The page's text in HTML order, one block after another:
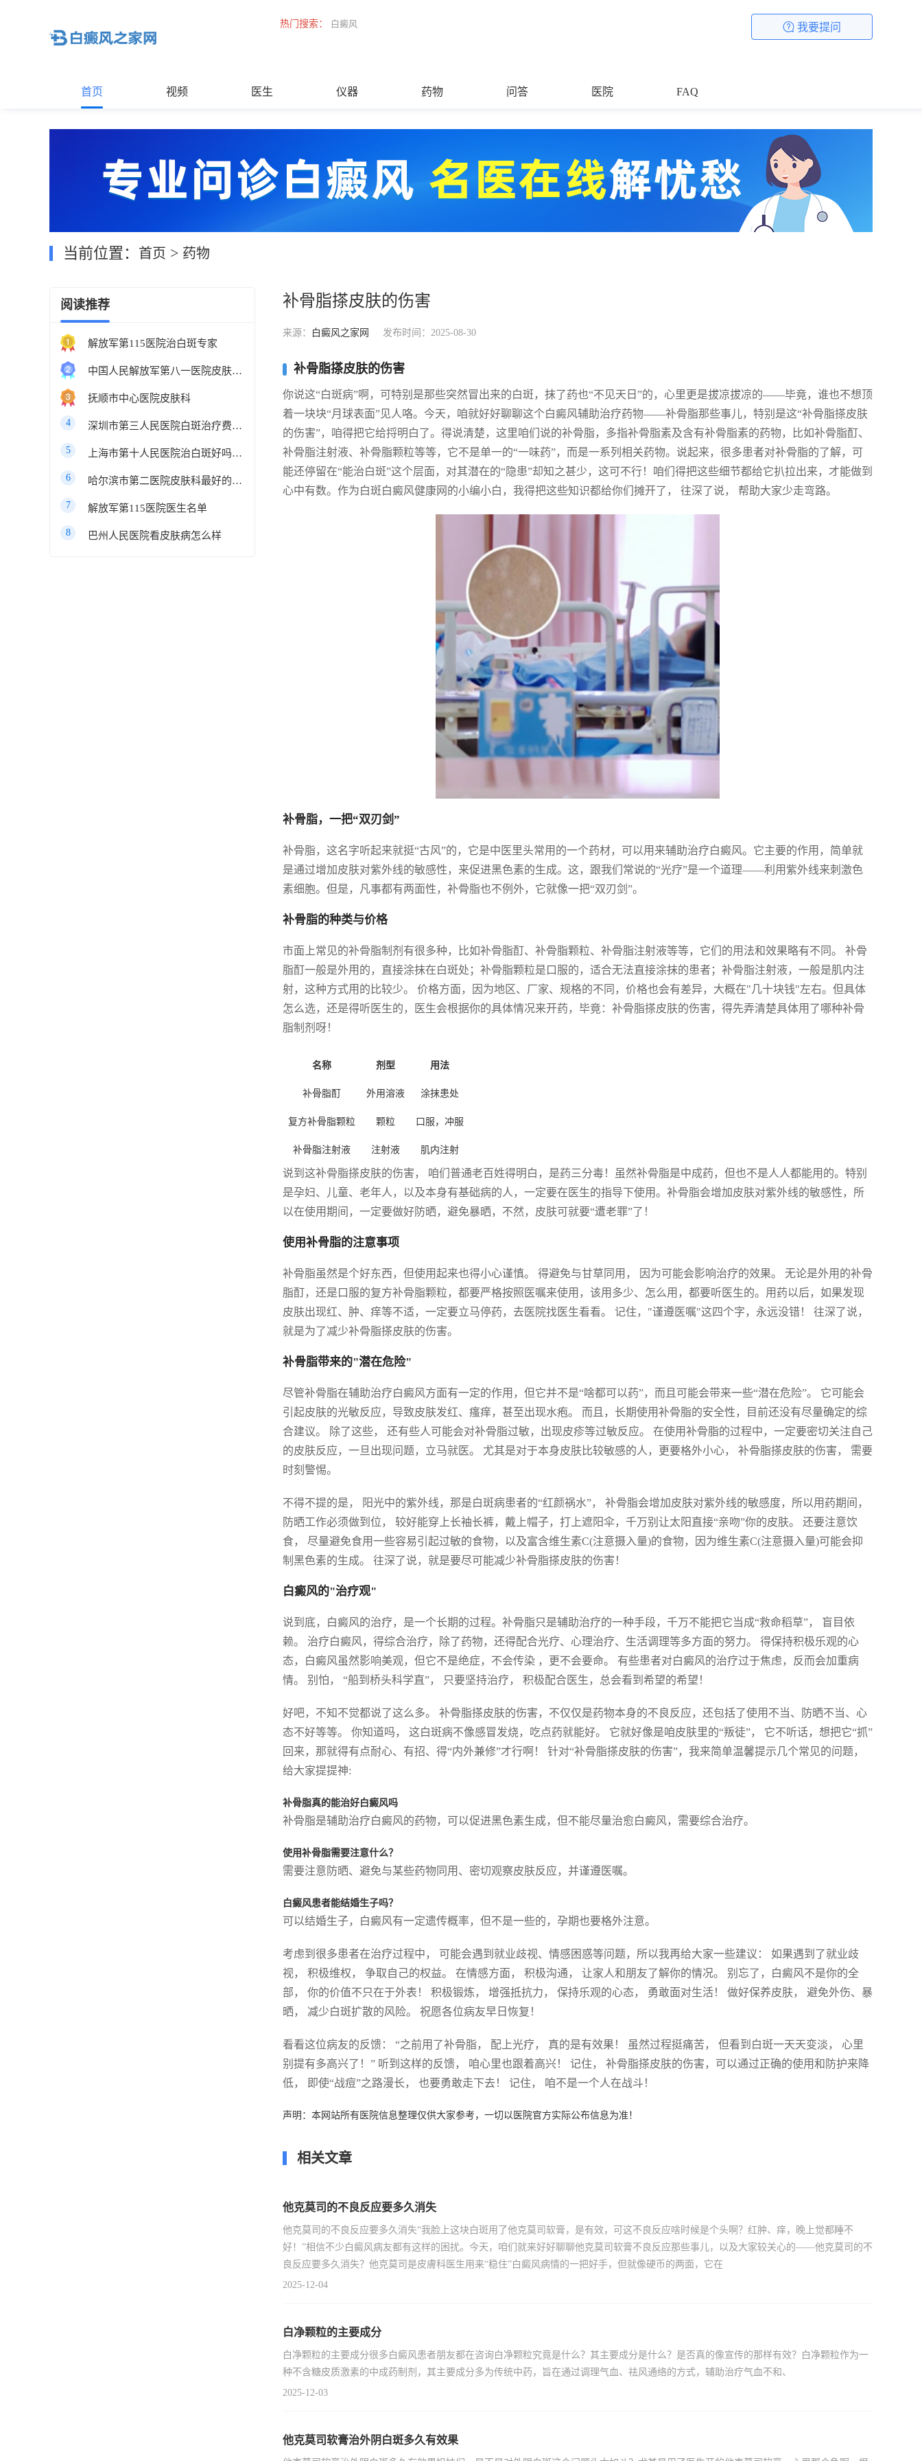
热门搜索： 白癜风 我要提问
首页 视频 医生 仪器 药物 问答 医院 FAQ
当前位置： 首页 > 药物
阅读推荐
解放军第115医院治白斑专家
中国人民解放军第八一医院皮肤科最好的医生
抚顺市中心医院皮肤科
4 深圳市第三人民医院白斑治疗费用多少
5 上海市第十人民医院治白斑好吗知乎
6 哈尔滨市第二医院皮肤科最好的医生
7 解放军第115医院医生名单
8 巴州人民医院看皮肤病怎么样
补骨脂搽皮肤的伤害
来源： 白癜风之家网 发布时间：2025-08-30
补骨脂搽皮肤的伤害
你说这“白斑病”啊，可特别是那些突然冒出来的白斑，抹了药也“不见天日”的，心里更是拔凉拔凉的——毕竟，谁也不想顶
着一块块“月球表面”见人咯。今天，咱就好好聊聊这个白癜风辅助治疗药物——补骨脂那些事儿，特别是这“补骨脂搽皮肤
的伤害”，咱得把它给捋明白了。得说清楚，这里咱们说的补骨脂，多指补骨脂素及含有补骨脂素的药物，比如补骨脂酊、
补骨脂注射液、补骨脂颗粒等等，它不是单一的“一味药”，而是一系列相关药物。说起来，很多患者对补骨脂的了解，可
能还停留在“能治白斑”这个层面，对其潜在的“隐患”却知之甚少，这可不行！咱们得把这些细节都给它扒拉出来，才能做到
心中有数。作为白斑白癜风健康网的小编小白，我得把这些知识都给你们摊开了， 往深了说， 帮助大家少走弯路。
补骨脂，一把“双刃剑”
补骨脂，这名字听起来就挺“古风”的，它是中医里头常用的一个药材，可以用来辅助治疗白癜风。它主要的作用，简单就
是通过增加皮肤对紫外线的敏感性，来促进黑色素的生成。这，跟我们常说的“光疗”是一个道理——利用紫外线来刺激色
素细胞。但是，凡事都有两面性，补骨脂也不例外，它就像一把“双刃剑”。
补骨脂的种类与价格
市面上常见的补骨脂制剂有很多种，比如补骨脂酊、补骨脂颗粒、补骨脂注射液等等，它们的用法和效果略有不同。 补骨
脂酊一般是外用的，直接涂抹在白斑处；补骨脂颗粒是口服的，适合无法直接涂抹的患者；补骨脂注射液，一般是肌内注
射，这种方式用的比较少。 价格方面，因为地区、厂家、规格的不同，价格也会有差异，大概在"几十块钱"左右。但具体
怎么选，还是得听医生的，医生会根据你的具体情况来开药，毕竟：补骨脂搽皮肤的伤害，得先弄清楚具体用了哪种补骨
脂制剂呀！
名称 剂型 用法
补骨脂酊 外用溶液 涂抹患处
复方补骨脂颗粒 颗粒 口服，冲服
补骨脂注射液 注射液 肌内注射
说到这补骨脂搽皮肤的伤害， 咱们普通老百姓得明白，是药三分毒！虽然补骨脂是中成药，但也不是人人都能用的。特别
是孕妇、儿童、老年人，以及本身有基础病的人，一定要在医生的指导下使用。补骨脂会增加皮肤对紫外线的敏感性，所
以在使用期间，一定要做好防晒，避免暴晒，不然，皮肤可就要“遭老罪”了！
使用补骨脂的注意事项
补骨脂虽然是个好东西，但使用起来也得小心谨慎。 得避免与甘草同用， 因为可能会影响治疗的效果。 无论是外用的补骨
脂酊，还是口服的复方补骨脂颗粒，都要严格按照医嘱来使用，该用多少、怎么用，都要听医生的。用药以后，如果发现
皮肤出现红、肿、痒等不适，一定要立马停药，去医院找医生看看。 记住，"谨遵医嘱"这四个字，永远没错！ 往深了说，
就是为了减少补骨脂搽皮肤的伤害。
补骨脂带来的"潜在危险"
尽管补骨脂在辅助治疗白癜风方面有一定的作用，但它并不是“啥都可以药”，而且可能会带来一些“潜在危险”。 它可能会
引起皮肤的光敏反应，导致皮肤发红、瘙痒，甚至出现水疱。 而且，长期使用补骨脂的安全性，目前还没有尽量确定的综
合建议。 除了这些， 还有些人可能会对补骨脂过敏，出现皮疹等过敏反应。 在使用补骨脂的过程中，一定要密切关注自己
的皮肤反应，一旦出现问题，立马就医。 尤其是对于本身皮肤比较敏感的人，更要格外小心， 补骨脂搽皮肤的伤害， 需要
时刻警惕。
不得不提的是， 阳光中的紫外线，那是白斑病患者的“红颜祸水”， 补骨脂会增加皮肤对紫外线的敏感度，所以用药期间，
防晒工作必须做到位， 较好能穿上长袖长裤，戴上帽子，打上遮阳伞，千万别让太阳直接“亲吻”你的皮肤。 还要注意饮
食， 尽量避免食用一些容易引起过敏的食物，以及富含维生素C(注意摄入量)的食物，因为维生素C(注意摄入量)可能会抑
制黑色素的生成。 往深了说，就是要尽可能减少补骨脂搽皮肤的伤害！
白癜风的"治疗观"
说到底，白癜风的治疗，是一个长期的过程。补骨脂只是辅助治疗的一种手段，千万不能把它当成“救命稻草”， 盲目依
赖。 治疗白癜风，得综合治疗，除了药物，还得配合光疗、心理治疗、生活调理等多方面的努力。 得保持积极乐观的心
态，白癜风虽然影响美观，但它不是绝症，不会传染 ，更不会要命。 有些患者对白癜风的治疗过于焦虑，反而会加重病
情。 别怕， “船到桥头科学直”， 只要坚持治疗， 积极配合医生，总会看到希望的希望！
好吧，不知不觉都说了这么多。 补骨脂搽皮肤的伤害，不仅仅是药物本身的不良反应，还包括了使用不当、防晒不当、心
态不好等等。 你知道吗， 这白斑病不像感冒发烧，吃点药就能好。 它就好像是咱皮肤里的“叛徒”， 它不听话，想把它“抓”
回来，那就得有点耐心、有招、得“内外兼修”才行啊！ 针对“补骨脂搽皮肤的伤害”，我来简单温馨提示几个常见的问题，
给大家提提神:
补骨脂真的能治好白癜风吗
补骨脂是辅助治疗白癜风的药物，可以促进黑色素生成，但不能尽量治愈白癜风，需要综合治疗。
使用补骨脂需要注意什么？
需要注意防晒、避免与某些药物同用、密切观察皮肤反应，并谨遵医嘱。
白癜风患者能结婚生子吗？
可以结婚生子，白癜风有一定遗传概率，但不是一些的，孕期也要格外注意。
考虑到很多患者在治疗过程中， 可能会遇到就业歧视、情感困惑等问题，所以我再给大家一些建议： 如果遇到了就业歧
视， 积极维权， 争取自己的权益。 在情感方面， 积极沟通， 让家人和朋友了解你的情况。 别忘了，白癜风不是你的全
部， 你的价值不只在于外表！ 积极锻炼， 增强抵抗力， 保持乐观的心态， 勇敢面对生活！ 做好保养皮肤， 避免外伤、暴
晒， 减少白斑扩散的风险。 祝愿各位病友早日恢复！
看看这位病友的反馈： “之前用了补骨脂， 配上光疗， 真的是有效果！ 虽然过程挺痛苦， 但看到白斑一天天变淡， 心里
别提有多高兴了！” 听到这样的反馈， 咱心里也跟着高兴！ 记住， 补骨脂搽皮肤的伤害，可以通过正确的使用和防护来降
低， 即使“战痘”之路漫长， 也要勇敢走下去！ 记住， 咱不是一个人在战斗！
声明：本网站所有医院信息整理仅供大家参考，一切以医院官方实际公布信息为准！
相关文章
他克莫司的不良反应要多久消失
他克莫司的不良反应要多久消失“我脸上这块白斑用了他克莫司软膏，是有效，可这不良反应啥时候是个头啊？红肿、痒，晚上觉都睡不
好！”相信不少白癜风病友都有这样的困扰。今天，咱们就来好好聊聊他克莫司软膏不良反应那些事儿，以及大家较关心的——他克莫司的不
良反应要多久消失？他克莫司是皮膚科医生用来“稳住”白癜风病情的一把好手，但就像硬币的两面，它在
2025-12-04
白净颗粒的主要成分
白净颗粒的主要成分很多白癜风患者朋友都在咨询白净颗粒究竟是什么？其主要成分是什么？是否真的像宣传的那样有效？白净颗粒作为一
种不含糖皮质激素的中成药制剂，其主要成分多为传统中药，旨在通过调理气血、祛风通络的方式，辅助治疗气血不和、
2025-12-03
他克莫司软膏治外阴白斑多久有效果